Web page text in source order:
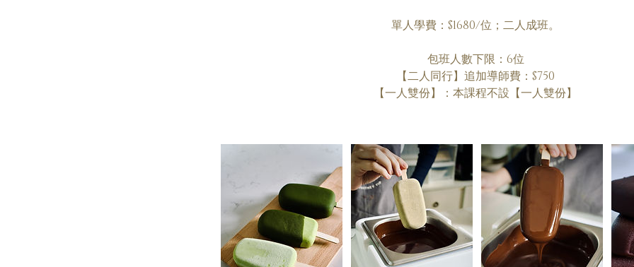
單人學費：$1680/位；二人成班。
包班人數下限：6位
【二人同行】追加導師費：$750
【一人雙份】：本課程不設【一人雙份】